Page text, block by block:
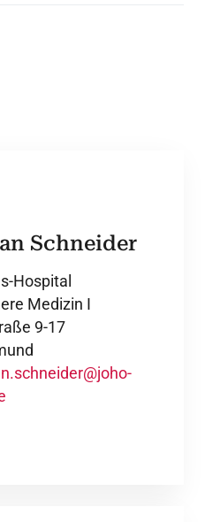
Schneider
Hospital
Medizin I
9-17